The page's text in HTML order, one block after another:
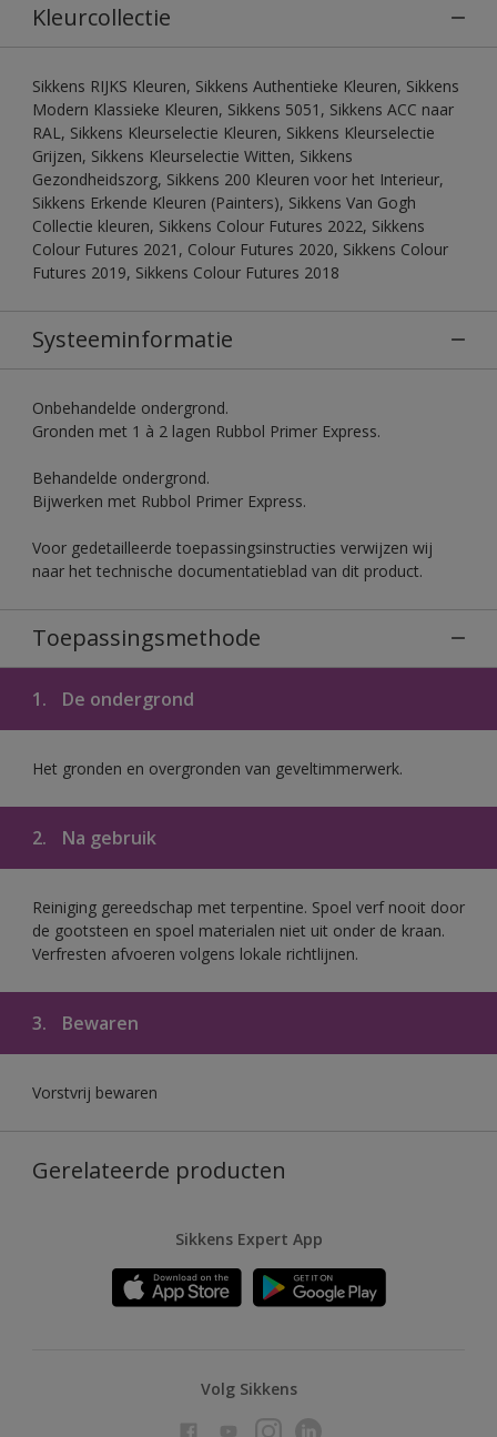
Kleurcollectie
Sikkens RIJKS Kleuren, Sikkens Authentieke Kleuren, Sikkens
Modern Klassieke Kleuren, Sikkens 5051, Sikkens ACC naar
RAL, Sikkens Kleurselectie Kleuren, Sikkens Kleurselectie
Grijzen, Sikkens Kleurselectie Witten, Sikkens
Gezondheidszorg, Sikkens 200 Kleuren voor het Interieur,
Sikkens Erkende Kleuren (Painters), Sikkens Van Gogh
Collectie kleuren, Sikkens Colour Futures 2022, Sikkens
Colour Futures 2021, Colour Futures 2020, Sikkens Colour
Futures 2019, Sikkens Colour Futures 2018
Systeeminformatie
Onbehandelde ondergrond.
Gronden met 1 à 2 lagen Rubbol Primer Express.
Behandelde ondergrond.
Bijwerken met Rubbol Primer Express.
Voor gedetailleerde toepassingsinstructies verwijzen wij
naar het technische documentatieblad van dit product.
Toepassingsmethode
1. De ondergrond
Het gronden en overgronden van geveltimmerwerk.
2. Na gebruik
Reiniging gereedschap met terpentine. Spoel verf nooit door
de gootsteen en spoel materialen niet uit onder de kraan.
Verfresten afvoeren volgens lokale richtlijnen.
3. Bewaren
Vorstvrij bewaren
Gerelateerde producten
Sikkens Expert App
Volg Sikkens